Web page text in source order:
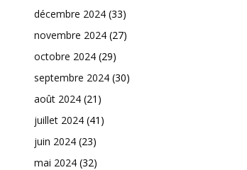
décembre 2024 (33)
novembre 2024 (27)
octobre 2024 (29)
septembre 2024 (30)
août 2024 (21)
juillet 2024 (41)
juin 2024 (23)
mai 2024 (32)